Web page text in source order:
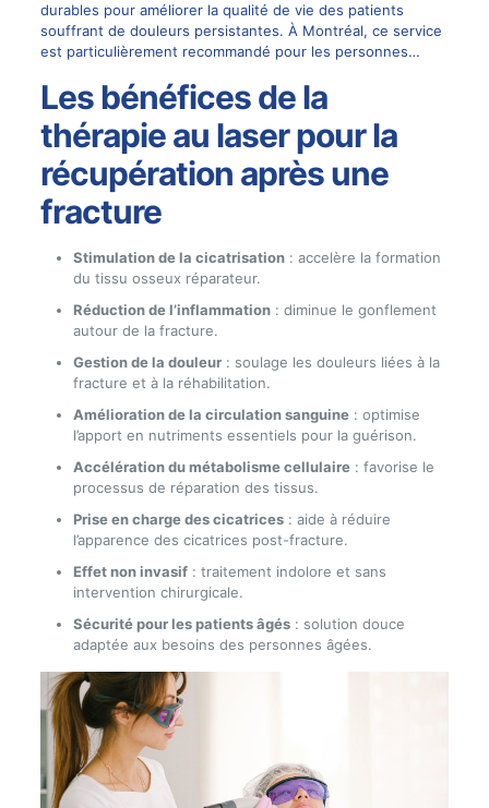
durables pour améliorer la qualité de vie des patients
souffrant de douleurs persistantes. À Montréal, ce service
est particulièrement recommandé pour les personnes…
Les bénéfices de la
thérapie au laser pour la
récupération après une
fracture
Stimulation de la cicatrisation: accelère la formation
du tissu osseux réparateur.
Réduction de l’inflammation: diminue le gonflement
autour de la fracture.
Gestion de la douleur: soulage les douleurs liées à la
fracture et à la réhabilitation.
Amélioration de la circulation sanguine: optimise
l’apport en nutriments essentiels pour la guérison.
Accélération du métabolisme cellulaire: favorise le
processus de réparation des tissus.
Prise en charge des cicatrices: aide à réduire
l’apparence des cicatrices post-fracture.
Effet non invasif: traitement indolore et sans
intervention chirurgicale.
Sécurité pour les patients âgés: solution douce
adaptée aux besoins des personnes âgées.